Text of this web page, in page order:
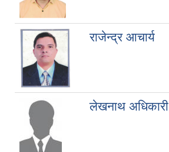
राजेन्द्र आचार्य
लेखनाथ अधिकारी